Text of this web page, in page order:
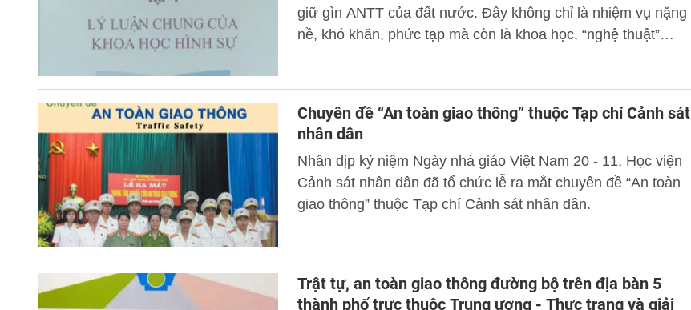
giữ gìn ANTT của đất nước. Đây không chỉ là nhiệm vụ nặng
nề, khó khăn, phức tạp mà còn là khoa học, “nghệ thuật”
Chuyên đề “An toàn giao thông” thuộc Tạp chí Cảnh sát
nhân dân
Nhân dịp kỷ niệm Ngày nhà giáo Việt Nam 20 - 11, Học viện
Cảnh sát nhân dân đã tổ chức lễ ra mắt chuyên đề “An toàn
giao thông” thuộc Tạp chí Cảnh sát nhân dân.
Trật tự, an toàn giao thông đường bộ trên địa bàn 5
thành phố trực thuộc Trung ương - Thực trạng và giải